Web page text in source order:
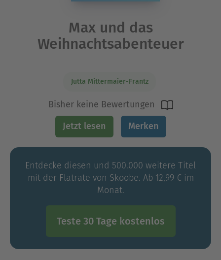
Max und das
Weihnachtsabenteuer
Jutta Mittermaier-Frantz
Bisher keine Bewertungen
Jetzt lesen Merken
Entdecke diesen und 500.000 weitere Titel
mit der Flatrate von Skoobe. Ab 12,99 € im
Monat.
Teste 30 Tage kostenlos